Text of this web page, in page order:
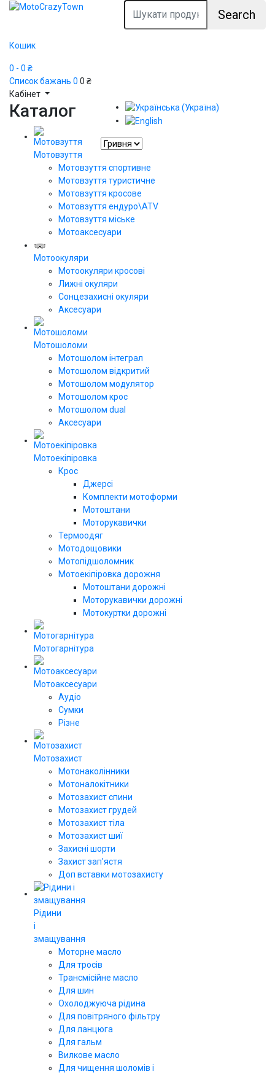
Search
Кошик
0 - 0 ₴
Список бажань 0 0 ₴
Кабінет
Каталог
Мотовзуття
Мотовзуття спортивне
Мотовзуття туристичне
Мотовзуття кросове
Мотовзуття ендуро\АТV
Мотовзуття міське
Мотоаксесуари
Мотоокуляри
Мотоокуляри кросові
Лижні окуляри
Сонцезахисні окуляри
Аксесуари
Мотошоломи
Мотошолом інтеграл
Мотошолом відкритий
Мотошолом модулятор
Мотошолом крос
Мотошолом dual
Аксесуари
Мотоекіпіровка
Крос
Джерсі
Комплекти мотоформи
Мотоштани
Моторукавички
Термоодяг
Мотодощовики
Мотопідшоломник
Мотоекіпіровка дорожня
Мотоштани дорожні
Моторукавички дорожні
Мотокуртки дорожні
Мотогарнітура
Мотоаксесуари
Аудіо
Сумки
Різне
Мотозахист
Мотонаколінники
Мотоналокітники
Мотозахист спини
Мотозахист грудей
Мотозахист тіла
Мотозахист шиї
Захисні шорти
Захист зап'ястя
Доп вставки мотозахисту
Рідини
і
змащування
Моторне масло
Для тросів
Трансмісійне масло
Для шин
Охолоджуюча рідина
Для повітряного фільтру
Для ланцюга
Для гальм
Вилкове масло
Для чищення шоломів і